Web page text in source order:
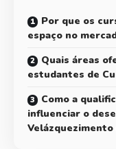
Por que os
espaço no
Quais áreas
estudantes de
Como a
influenciar o